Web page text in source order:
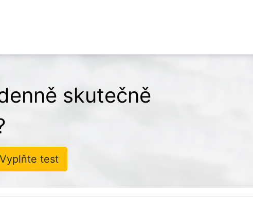
skutečně
Vyplňte test